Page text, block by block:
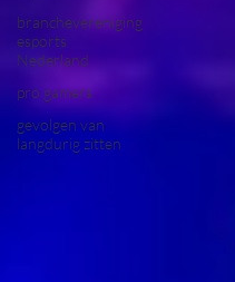
branchevereniging
esports
Nederland
pro gamers
gevolgen van
langdurig zitten